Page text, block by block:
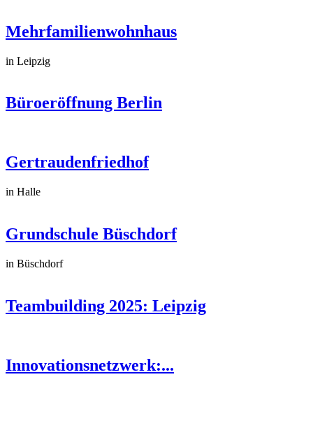
Mehrfamilienwohnhaus
in Leipzig
Büroeröffnung Berlin
Gertraudenfriedhof
in Halle
Grundschule Büschdorf
in Büschdorf
Teambuilding 2025: Leipzig
Innovationsnetzwerk:...